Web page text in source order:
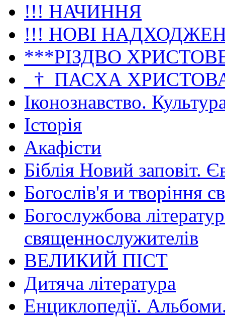
!!! НАЧИННЯ
!!! НОВІ
***РІЗДВО
_†_ПАСХА
Іконознавство.
Історія
Акафісти
Біблія Новий заповіт.
Богослів'я и творіння
Богослужбова
священнослужителів
ВЕЛИКИЙ ПІСТ
Дитяча література
Енциклопедії.